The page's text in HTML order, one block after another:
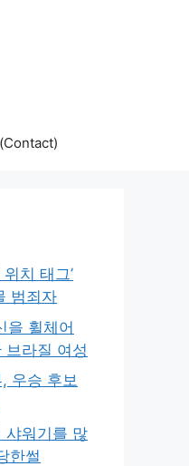
치 태그’
범죄자
을 휠체어
브라질 여성
우승 후보
샤워기를 많
한썰